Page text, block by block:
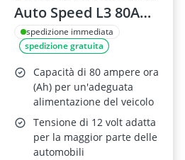
Auto Speed L3 80Ah
12V
spedizione immediata
spedizione gratuita
Capacità di 80 ampere ora
(Ah) per un'adeguata
alimentazione del veicolo
Tensione di 12 volt adatta
per la maggior parte delle
automobili